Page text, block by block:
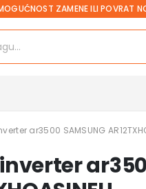
ZAMENE ILI POVRAT
ar3500 SAMSUNG